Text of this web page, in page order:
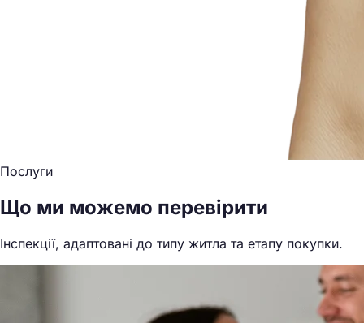
Послуги
Що ми можемо перевірити
Інспекції, адаптовані до типу житла та етапу покупки.